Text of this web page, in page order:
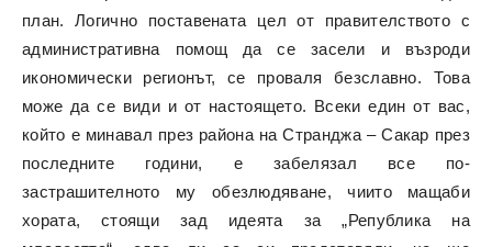
план. Логично поставената цел от правителството с
административна помощ да се засели и възроди
икономически регионът, се проваля безславно. Това
може да се види и от настоящето. Всеки един от вас,
който е минавал през района на Странджа – Сакар през
последните години, е забелязал все по-
застрашителното му обезлюдяване, чиито мащаби
хората, стоящи зад идеята за „Република на